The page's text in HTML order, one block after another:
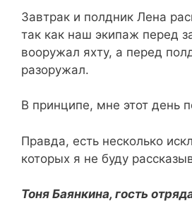
Завтрак и полдник Лена
так как наш экипаж перед
вооружал яхту, а перед
разоружал.
В принципе, мне этот день
Правда, есть несколько
которых я не буду
Тоня Баянкина, гость